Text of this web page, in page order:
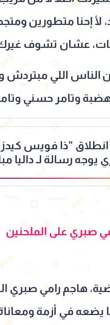
لأ إحنا متطورين
عشان تشوف
الناس اللي مبتردش
وتامر حسني
انطلاق "ذا فويس
يوجه رسالة لـ داليا
جميل
صبري على الملحنين
هاجم رامي صبري
يضعه في أزمة